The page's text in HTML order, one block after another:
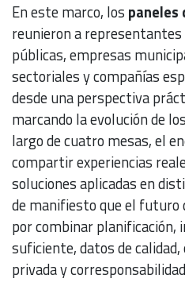
En este marco, los paneles
reunieron a
públicas, empresas
sectoriales y compañías
desde una perspectiva
marcando la evolución de
largo de cuatro mesas, el
compartir experiencias
soluciones aplicadas en
de manifiesto que el futuro
por combinar planificación,
suficiente, datos de
privada y